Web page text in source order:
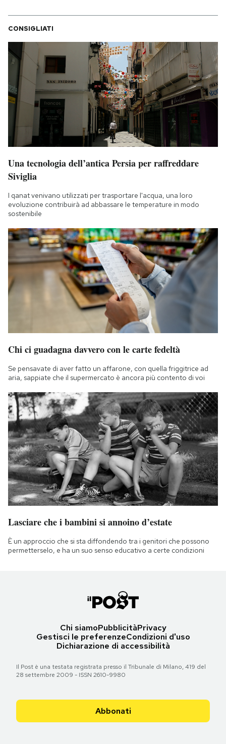
CONSIGLIATI
Una tecnologia dell’antica Persia per raffreddare
Siviglia
I qanat venivano utilizzati per trasportare l'acqua, una loro
evoluzione contribuirà ad abbassare le temperature in modo
sostenibile
Chi ci guadagna davvero con le carte fedeltà
Se pensavate di aver fatto un affarone, con quella friggitrice ad
aria, sappiate che il supermercato è ancora più contento di voi
Lasciare che i bambini si annoino d’estate
È un approccio che si sta diffondendo tra i genitori che possono
permetterselo, e ha un suo senso educativo a certe condizioni
Chi siamoPubblicitàPrivacy
Gestisci le preferenzeCondizioni d'uso
Dichiarazione di accessibilità
Il Post è una testata registrata presso il Tribunale di Milano, 419 del
28 settembre 2009 - ISSN 2610-9980
Abbonati